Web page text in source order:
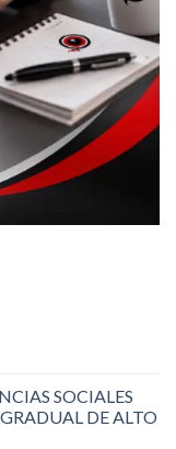
SOCIALES
DE ALTO